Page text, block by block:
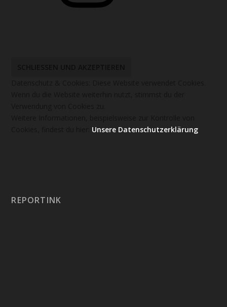
Unsere Datenschutzerklärung
REPORTINK